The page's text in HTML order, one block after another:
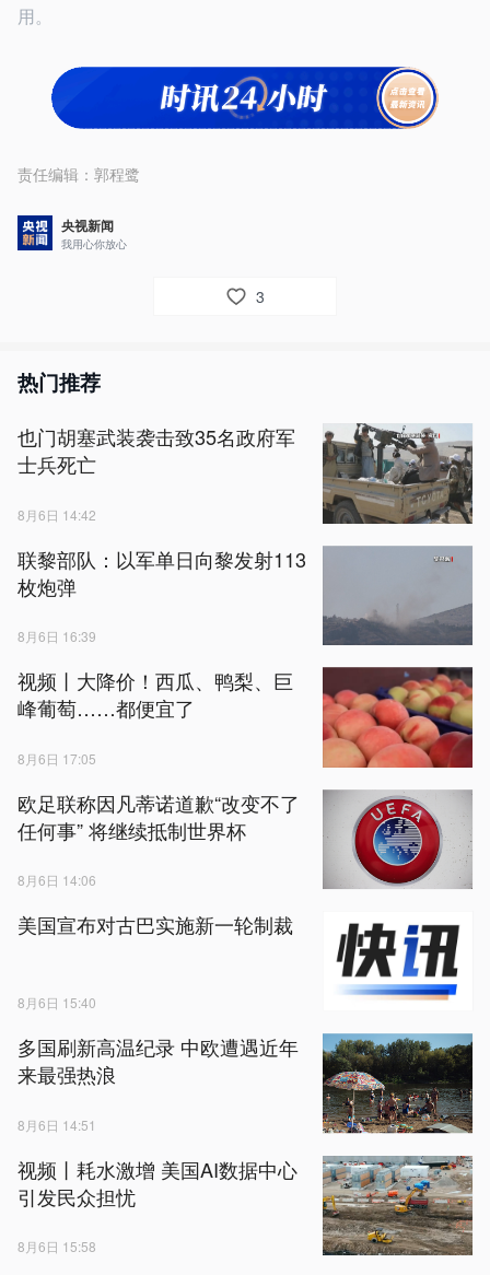
用。
责任编辑： 郭程鹭
央视新闻
我用心你放心
3
热门推荐
也门胡塞武装袭击致35名政府军
士兵死亡
8月6日 14:42
联黎部队：以军单日向黎发射113
枚炮弹
8月6日 16:39
视频丨大降价！西瓜、鸭梨、巨
峰葡萄……都便宜了
8月6日 17:05
欧足联称因凡蒂诺道歉“改变不了
任何事” 将继续抵制世界杯
8月6日 14:06
美国宣布对古巴实施新一轮制裁
8月6日 15:40
多国刷新高温纪录 中欧遭遇近年
来最强热浪
8月6日 14:51
视频丨耗水激增 美国AI数据中心
引发民众担忧
8月6日 15:58